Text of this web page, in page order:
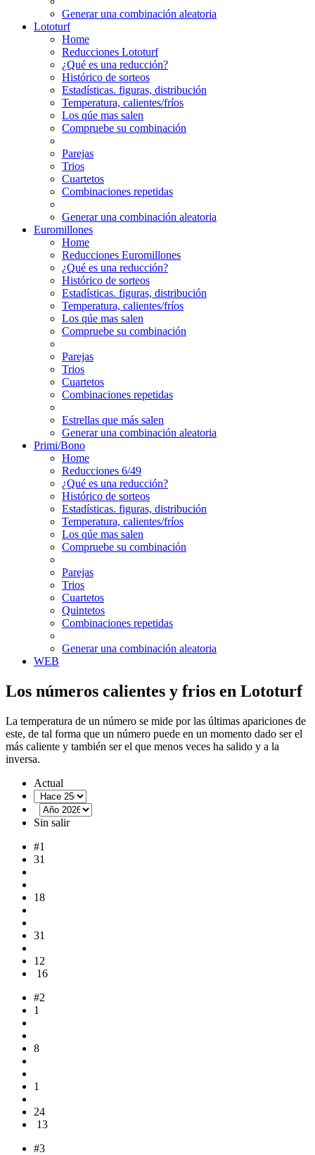
Generar una combinación aleatoria
Lototurf
Home
Reducciones Lototurf
¿Qué es una reducción?
Histórico de sorteos
Estadísticas. figuras, distribución
Temperatura, calientes/fríos
Los qúe mas salen
Compruebe su combinación
Parejas
Trios
Cuartetos
Combinaciones repetidas
Generar una combinación aleatoria
Euromillones
Home
Reducciones Euromillones
¿Qué es una reducción?
Histórico de sorteos
Estadísticas. figuras, distribución
Temperatura, calientes/fríos
Los qúe mas salen
Compruebe su combinación
Parejas
Trios
Cuartetos
Combinaciones repetidas
Estrellas que más salen
Generar una combinación aleatoria
Primi/Bono
Home
Reducciones 6/49
¿Qué es una reducción?
Histórico de sorteos
Estadísticas. figuras, distribución
Temperatura, calientes/fríos
Los qúe mas salen
Compruebe su combinación
Parejas
Trios
Cuartetos
Quintetos
Combinaciones repetidas
Generar una combinación aleatoria
WEB
Los números calientes y frios en Lototurf
La temperatura de un número se mide por las últimas apariciones de
este, de tal forma que un número puede en un momento dado ser el
más caliente y también ser el que menos veces ha salido y a la
inversa.
Actual
Sin salir
#1
31
18
31
12
16
#2
1
8
1
24
13
#3